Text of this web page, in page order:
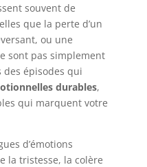
souvent de
que la perte d’un
ou une
sont pas simplement
épisodes qui
durables,
qui marquent votre
d’émotions
la tristesse, la colère